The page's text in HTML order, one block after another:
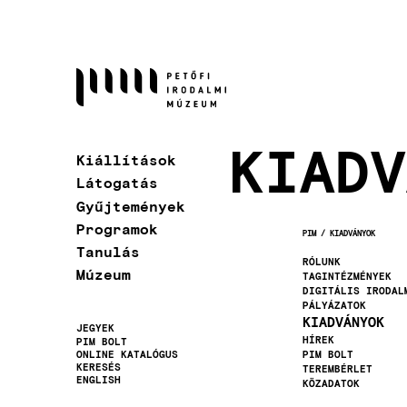
Kiállítások
Látogatás
Gyűjtemények
Programok
Tanulás
Múzeum
Másodlagos
navigáció
JEGYEK
PIM BOLT
ONLINE KATALÓGUS
KERESÉS
ENGLISH
PIM KIADVÁNYOK
RÓLUNK
TAGINTÉZMÉNYEK
DIGITÁLIS
PÁLYÁZATOK
KIADVÁNYOK
HÍREK
PIM BOLT
TEREMBÉRLET
KÖZADATOK